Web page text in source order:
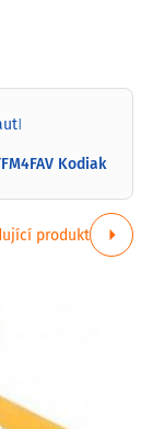
|
Kodiak
produkt